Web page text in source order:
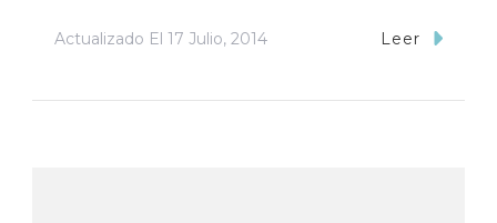
Actualizado El 17 Julio, 2014 Leer